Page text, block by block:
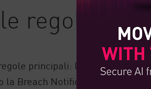
regole
principali: la Privacy Rule e
Breach Notification Rule, che